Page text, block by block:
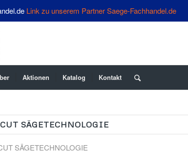
Link zu unserem Partner Saege-Fachhandel.de
Aktionen Katalog Kontakt
SÄGETECHNOLOGIE
SÄGETECHNOLOGIE